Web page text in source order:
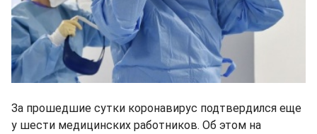
За прошедшие сутки коронавирус подтвердился еще
у шести медицинских работников. Об этом на